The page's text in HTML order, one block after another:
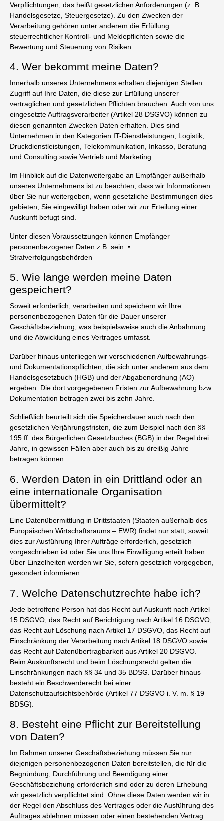
Verpflichtungen, das heißt gesetzlichen Anforderungen (z. B.
Handelsgesetze, Steuergesetze). Zu den Zwecken der
Verarbeitung gehören unter anderem die Erfüllung
steuerrechtlicher Kontroll- und Meldepflichten sowie die
Bewertung und Steuerung von Risiken.
4. Wer bekommt meine Daten?
Innerhalb unseres Unternehmens erhalten diejenigen Stellen
Zugriff auf Ihre Daten, die diese zur Erfüllung unserer
vertraglichen und gesetzlichen Pflichten brauchen. Auch von uns
eingesetzte Auftragsverarbeiter (Artikel 28 DSGVO) können zu
diesen genannten Zwecken Daten erhalten. Dies sind
Unternehmen in den Kategorien IT-Dienstleistungen, Logistik,
Druckdienstleistungen, Telekommunikation, Inkasso, Beratung
und Consulting sowie Vertrieb und Marketing.
Im Hinblick auf die Datenweitergabe an Empfänger außerhalb
unseres Unternehmens ist zu beachten, dass wir Informationen
über Sie nur weitergeben, wenn gesetzliche Bestimmungen dies
gebieten, Sie eingewilligt haben oder wir zur Erteilung einer
Auskunft befugt sind.
Unter diesen Voraussetzungen können Empfänger
personenbezogener Daten z.B. sein: •
Strafverfolgungsbehörden
5. Wie lange werden meine Daten
gespeichert?
Soweit erforderlich, verarbeiten und speichern wir Ihre
personenbezogenen Daten für die Dauer unserer
Geschäftsbeziehung, was beispielsweise auch die Anbahnung
und die Abwicklung eines Vertrages umfasst.
Darüber hinaus unterliegen wir verschiedenen Aufbewahrungs-
und Dokumentationspflichten, die sich unter anderem aus dem
Handelsgesetzbuch (HGB) und der Abgabenordnung (AO)
ergeben. Die dort vorgegebenen Fristen zur Aufbewahrung bzw.
Dokumentation betragen zwei bis zehn Jahre.
Schließlich beurteilt sich die Speicherdauer auch nach den
gesetzlichen Verjährungsfristen, die zum Beispiel nach den §§
195 ff. des Bürgerlichen Gesetzbuches (BGB) in der Regel drei
Jahre, in gewissen Fällen aber auch bis zu dreißig Jahre
betragen können.
6. Werden Daten in ein Drittland oder an
eine internationale Organisation
übermittelt?
Eine Datenübermittlung in Drittstaaten (Staaten außerhalb des
Europäischen Wirtschaftsraums – EWR) findet nur statt, soweit
dies zur Ausführung Ihrer Aufträge erforderlich, gesetzlich
vorgeschrieben ist oder Sie uns Ihre Einwilligung erteilt haben.
Über Einzelheiten werden wir Sie, sofern gesetzlich vorgegeben,
gesondert informieren.
7. Welche Datenschutzrechte habe ich?
Jede betroffene Person hat das Recht auf Auskunft nach Artikel
15 DSGVO, das Recht auf Berichtigung nach Artikel 16 DSGVO,
das Recht auf Löschung nach Artikel 17 DSGVO, das Recht auf
Einschränkung der Verarbeitung nach Artikel 18 DSGVO sowie
das Recht auf Datenübertragbarkeit aus Artikel 20 DSGVO.
Beim Auskunftsrecht und beim Löschungsrecht gelten die
Einschränkungen nach §§ 34 und 35 BDSG. Darüber hinaus
besteht ein Beschwerderecht bei einer
Datenschutzaufsichtsbehörde (Artikel 77 DSGVO i. V. m. § 19
BDSG).
8. Besteht eine Pflicht zur Bereitstellung
von Daten?
Im Rahmen unserer Geschäftsbeziehung müssen Sie nur
diejenigen personenbezogenen Daten bereitstellen, die für die
Begründung, Durchführung und Beendigung einer
Geschäftsbeziehung erforderlich sind oder zu deren Erhebung
wir gesetzlich verpflichtet sind. Ohne diese Daten werden wir in
der Regel den Abschluss des Vertrages oder die Ausführung des
Auftrages ablehnen müssen oder einen bestehenden Vertrag